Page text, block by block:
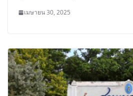
เมษายน 30, 2025